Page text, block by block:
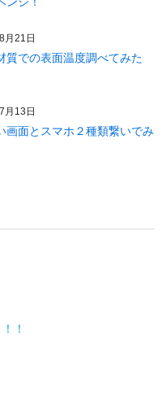
月21日
質での表面温度調べてみた
月13日
画面とスマホ２種類繋いでみ
！